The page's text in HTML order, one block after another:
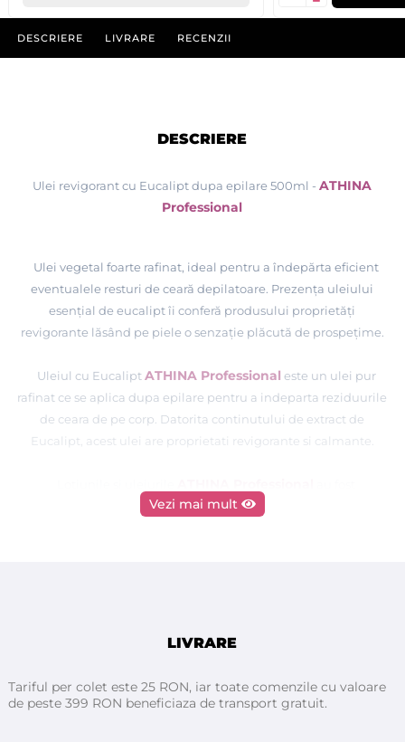
DESCRIERE LIVRARE RECENZII
DESCRIERE
Ulei revigorant cu Eucalipt dupa epilare 500ml -ATHINA
Professional
Ulei vegetal foarte rafinat, ideal pentru a îndepărta eficient
eventualele resturi de ceară depilatoare. Prezenţa uleiului
esenţial de eucalipt îi conferă produsului proprietăţi
revigorante lăsând pe piele o senzaţie plăcută de prospeţime.
Uleiul cu EucaliptATHINA Professional este un ulei pur
rafinat ce se aplica dupa epilare pentru a indeparta reziduurile
de ceara de pe corp. Datorita continutului de extract de
Eucalipt, acest ulei are proprietati revigorante si calmante.
concepute special pentru imbunatatirea aspectului pielii si
Fabricat in Italia pentruATHINA Professional
- prezentare: la flacon de 500 ml
Vezi mai mult
LIVRARE
Tariful per colet este 25 RON, iar toate comenzile cu valoare
de peste 399 RON beneficiaza de transport gratuit.